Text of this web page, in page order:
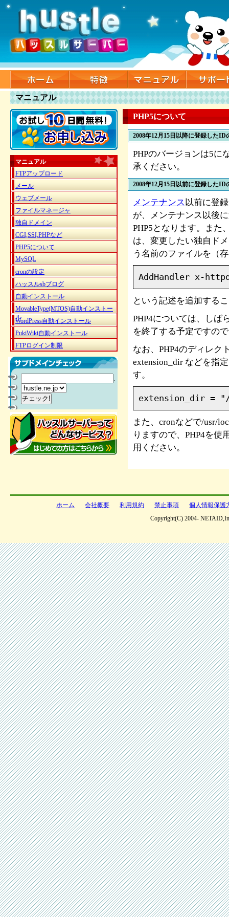
マニュアル
マニュアル
FTPアップロード
メール
ウェブメール
ファイルマネージャ
独自ドメイン
CGI,SSI,PHPなど
PHP5について
MySQL
cronの設定
ハッスルsbブログ
自動インストール
MovableType(MTOS)自動インストー
ル
WordPress自動インストール
PukiWiki自動インストール
FTPログイン制限
.
PHP5について
2008年12月15日以降に登録したID
PHPのバージョンは5に
承ください。
2008年12月15日以前に登録したID
メンテナンス以前に登
が、メンテナンス以後
PHP5となります。また
は、変更したい独自ド
う名前のファイルを（
AddHandler x-
という記述を追加する
PHP4については、しば
を終了する予定ですの
なお、PHP4のディレク
extension_dir などを指
す。
extension_dir =
また、cronなどで/usr/
りますので、PHP4を使
用ください。
ホーム 会社概要 利用規約 禁止事項
個人情報保護
Copyright(C) 2004-